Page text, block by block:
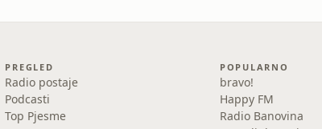
PREGLED
Radio postaje
Podcasti
Top Pjesme
POPULARNO
bravo!
Happy FM
Radio Banovina